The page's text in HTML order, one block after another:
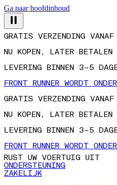
Ga naar hoofdinhoud
GRATIS VERZENDING
NU KOPEN, LATER BETALEN
LEVERING BINNEN 3–5
FRONT RUNNER WORDT
GRATIS VERZENDING
NU KOPEN, LATER BETALEN
LEVERING BINNEN 3–5
FRONT RUNNER WORDT
RUST UW VOERTUIG UIT
ONDERSTEUNING
ZAKELIJK